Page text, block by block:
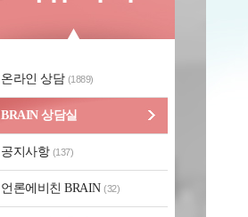
온라인 상담 (1889)
BRAIN 상담실
공지사항 (137)
언론에비친 BRAIN (32)